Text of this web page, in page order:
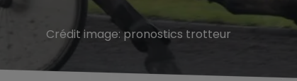
Crédit image: pronostics trotteur